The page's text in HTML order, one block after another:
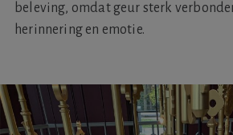
beleving, omdat geur sterk
herinnering en emotie.